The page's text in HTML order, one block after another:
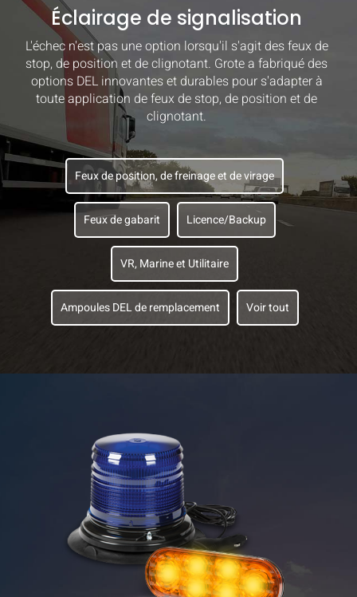
Éclairage de signalisation
L'échec n'est pas une option lorsqu'il s'agit des feux de
stop, de position et de clignotant. Grote a fabriqué des
options DEL innovantes et durables pour s'adapter à
toute application de feux de stop, de position et de
clignotant.
Feux de position, de freinage et de virage
Feux de gabarit Licence/Backup
VR, Marine et Utilitaire
Ampoules DEL de remplacement Voir tout